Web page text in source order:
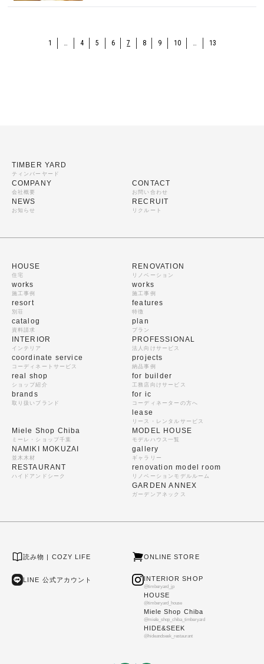
1 4 5 6 7 8 9 10 13
TIMBER YARD
ティンバーヤード
COMPANY
会社概要
NEWS
お知らせ
CONTACT
お問い合わせ
RECRUIT
リクルート
HOUSE
住宅
works
施工事例
resort
別荘
catalog
資料請求
RENOVATION
リノベーション
works
施工事例
features
特徴
plan
プラン
INTERIOR
インテリア
coordinate service
コーディネートサービス
real shop
ショップ紹介
brands
取り扱いブランド
PROFESSIONAL
法人向けサービス
projects
納品事例
for builder
工務店向けサービス
for ic
コーディネーターの方へ
lease
リース・レンタルサービス
Miele Shop Chiba
ミーレ・ショップ千葉
NAMIKI MOKUZAI
並木木材
RESTAURANT
ハイドアンドシーク
MODEL HOUSE
モデルハウス一覧
gallery
ギャラリー
renovation model room
リノベーションモデルルーム
GARDEN ANNEX
ガーデンアネックス
読み物 | COZY LIFE ONLINE STORE
LINE 公式アカウント INTERIOR SHOP
@timberyard_jp
HOUSE
@timberyard_house
Miele Shop Chiba
@miele_shop_chiba_timberyard
HIDE&SEEK
@hideandseek_restaurant